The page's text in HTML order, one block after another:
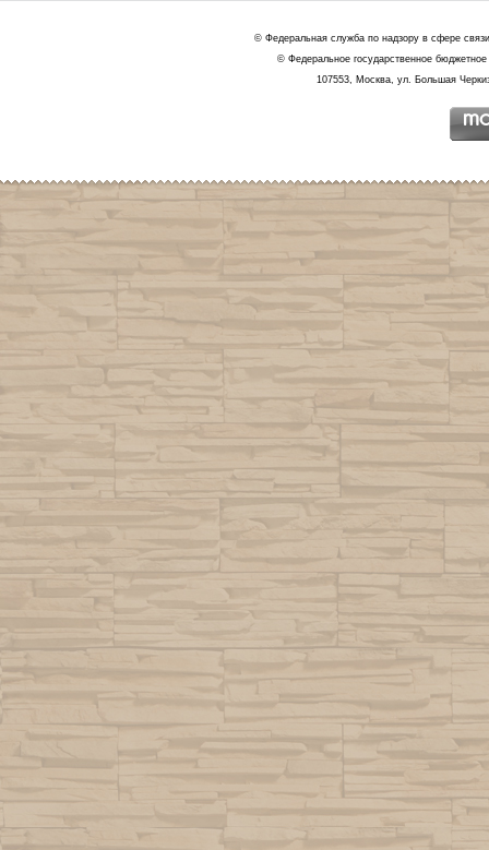
© Федеральная служба по надзору в сфере
© Федеральное государственное
107553, Москва, ул. Большая